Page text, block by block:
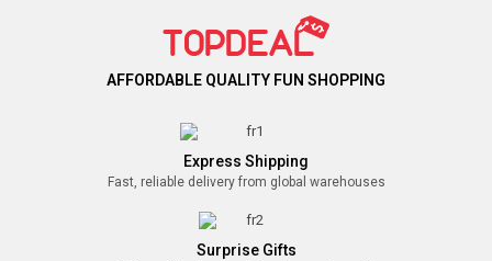
AFFORDABLE QUALITY FUN SHOPPING
Express Shipping
Fast, reliable delivery from global warehouses
Surprise Gifts